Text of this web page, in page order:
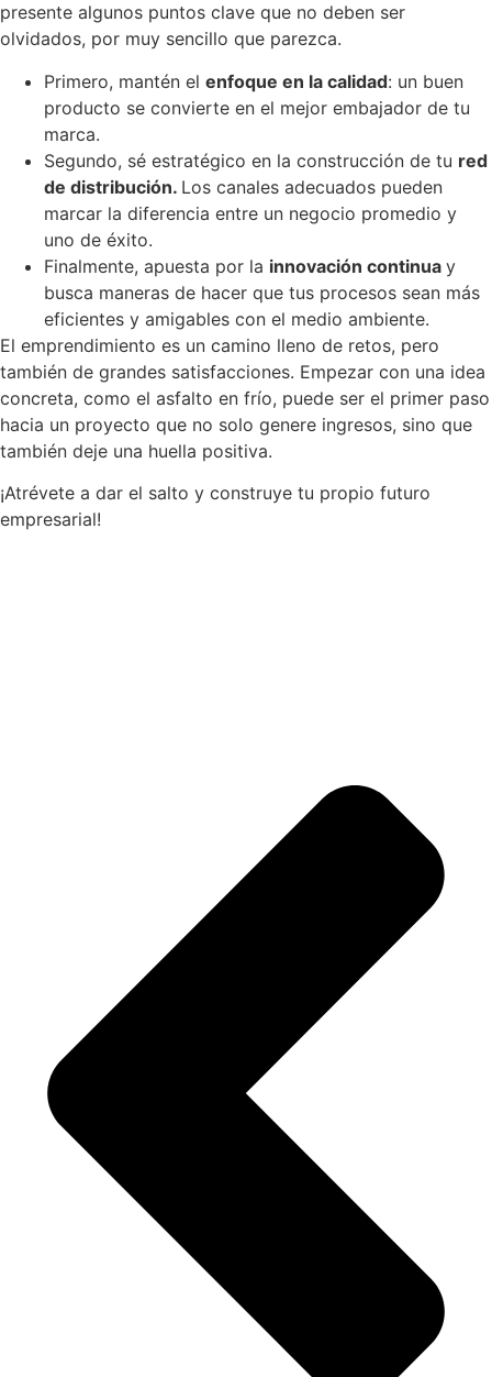
presente algunos puntos clave que no deben ser
olvidados, por muy sencillo que parezca.
Primero, mantén el enfoque en la calidad: un buen
producto se convierte en el mejor embajador de tu
marca.
Segundo, sé estratégico en la construcción de tu red
de distribución. Los canales adecuados pueden
marcar la diferencia entre un negocio promedio y
uno de éxito.
Finalmente, apuesta por la innovación continua y
busca maneras de hacer que tus procesos sean más
eficientes y amigables con el medio ambiente.
El emprendimiento es un camino lleno de retos, pero
también de grandes satisfacciones. Empezar con una idea
concreta, como el asfalto en frío, puede ser el primer paso
hacia un proyecto que no solo genere ingresos, sino que
también deje una huella positiva.
¡Atrévete a dar el salto y construye tu propio futuro
empresarial!